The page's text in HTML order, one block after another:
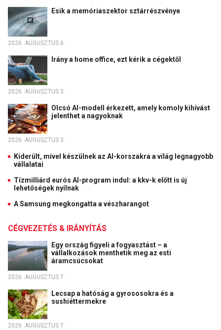
Esik a memóriaszektor sztárrészvénye
2026. AUGUSZTUS 6.
Irány a home office, ezt kérik a cégektől
2026. AUGUSZTUS 3.
Olcsó AI-modell érkezett, amely komoly kihívást
jelenthet a nagyoknak
2026. AUGUSZTUS 3.
Kiderült, mivel készülnek az AI-korszakra a világ legnagyobb
vállalatai
Tízmilliárd eurós AI-program indul: a kkv-k előtt is új
lehetőségek nyílnak
A Samsung megkongatta a vészharangot
CÉGVEZETÉS & IRÁNYÍTÁS
Egy ország figyeli a fogyasztást – a
vállalkozások menthetik meg az esti
áramcsúcsokat
2026. AUGUSZTUS 7.
Lecsap a hatóság a gyrososokra és a
sushiéttermekre
2026. AUGUSZTUS 7.